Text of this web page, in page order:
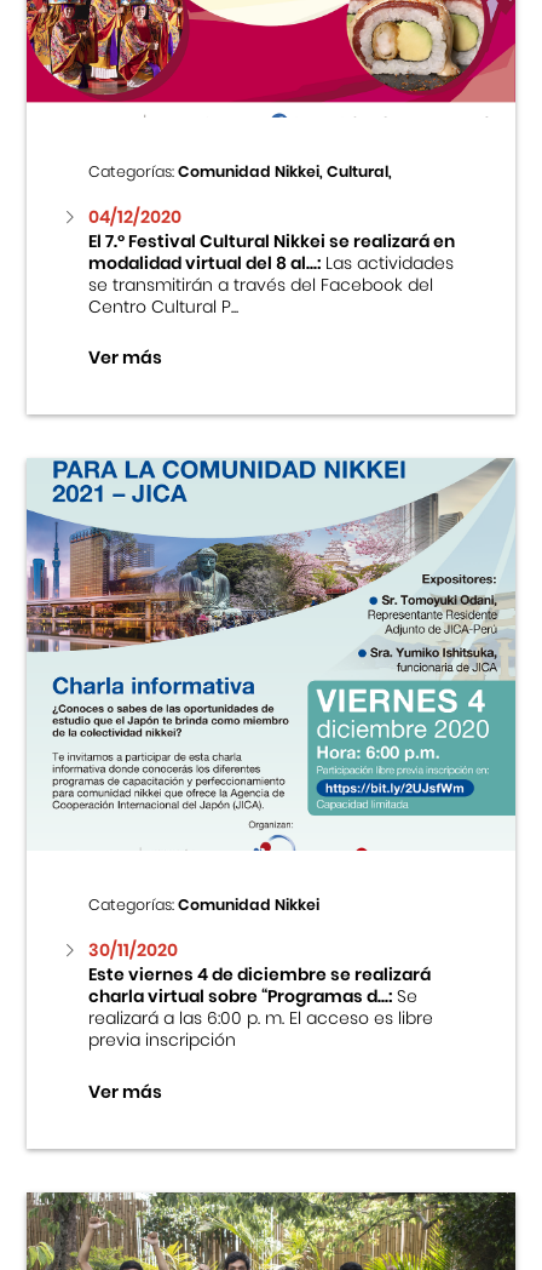
Centro Cultural Peruano Japonés
Cursos
Museo de la Inmigración Japonesa
Fondo Editorial
Teatro Peruano Japonés
Categorías:Comunidad Nikkei, Cultural,
04/12/2020
El 7.º Festival Cultural Nikkei se realizará en
modalidad virtual del 8 al...:Las actividades
se transmitirán a través del Facebook del
Centro Cultural P...
Ver más
Categorías:Comunidad Nikkei
30/11/2020
Este viernes 4 de diciembre se realizará
charla virtual sobre “Programas d...:Se
realizará a las 6:00 p. m. El acceso es libre
previa inscripción
Ver más